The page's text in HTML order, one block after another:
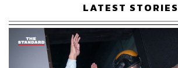
LATEST STORIES